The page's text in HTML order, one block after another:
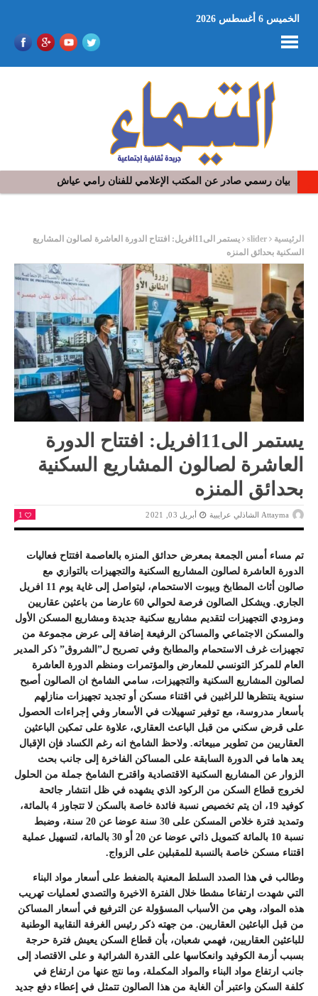
الخميس 6 أغسطس 2026
بيان رسمي صادر عن المكتب الإعلامي للفنان رامي عياش
في افتتاح مهرجان بومخلوف الدولي: رؤوف ماهر يتالق و يشد الجمهور
الرئيسية slider
يستمر الى11افريل: افتتاح الدورة العاشرة لصالون المشاريع
السكنية بحدائق المنزه
يستمر الى11افريل: افتتاح الدورة
العاشرة لصالون المشاريع السكنية
بحدائق المنزه
Attayma الشاذلي عرايبية أبريل 03, 2021 1
تم مساء أمس الجمعة بمعرض حدائق المنزه بالعاصمة افتتاح فعاليات
الدورة العاشرة لصالون المشاريع السكنية والتجهيزات بالتوازي مع
صالون أثاث المطابخ وبيوت الاستحمام، ليتواصل إلى غاية يوم 11 افريل
الجاري. ويشكل الصالون فرصة لحوالي 60 عارضا من باعثين عقاريين
ومزودي التجهيزات لتقديم مشاريع سكنية جديدة ومشاريع المسكن الأول
والمسكن الاجتماعي والمساكن الرفيعة إضافة إلى عرض مجموعة من
تجهيزات غرف الاستحمام والمطابخ وفي تصريح ل”الشروق” ذكر المدير
العام للمركز التونسي للمعارض والمؤتمرات ومنظم الدورة العاشرة
لصالون المشاريع السكنية والتجهيزات، سامي الشامخ ان الصالون أصبح
سنوية ينتظرها للراغبين في اقتناء مسكن أو تجديد تجهيزات منازلهم
بأسعار مدروسة، مع توفير تسهيلات في الأسعار وفي إجراءات الحصول
على قرض سكني من قبل الباعث العقاري، علاوة على تمكين الباعثين
العقاريين من تطوير مبيعاته. ولاحظ الشامخ انه رغم الكساد فإن الإقبال
يعد هاما في الدورة السابقة على المساكن الفاخرة إلى جانب بحث
الزوار عن المشاريع السكنية الاقتصادية واقترح الشامخ جملة من الحلول
لخروج قطاع السكن من الركود الذي يشهده في ظل انتشار جائحة
كوفيد 19، ان يتم تخصيص نسبة فائدة خاصة بالسكن لا تتجاوز 4 بالمائة،
وتمديد فترة خلاص المسكن على 30 سنة عوضا عن 20 سنة، وضبط
نسبة 10 بالمائة كتمويل ذاتي عوضا عن 20 أو 30 بالمائة، لتسهيل عملية
اقتناء مسكن خاصة بالنسبة للمقبلين على الزواج.
وطالب في هذا الصدد السلط المعنية بالضغط على أسعار مواد البناء
التي شهدت ارتفاعا مشطا خلال الفترة الاخيرة والتصدي لعمليات تهريب
هذه المواد، وهي من الأسباب المسؤولة عن الترفيع في أسعار المساكن
من قبل الباعثين العقاريين. من جهته ذكر رئيس الغرفة النقابية الوطنية
للباعثين العقاريين، فهمي شعبان، بأن قطاع السكن يعيش فترة حرجة
بسبب أزمة الكوفيد وانعكاسها على القدرة الشرائية و على الاقتصاد إلى
جانب ارتفاع مواد البناء والمواد المكملة، وما نتج عنها من ارتفاع في
كلفة السكن واعتبر أن الغاية من هذا الصالون تتمثل في إعطاء دفع جديد